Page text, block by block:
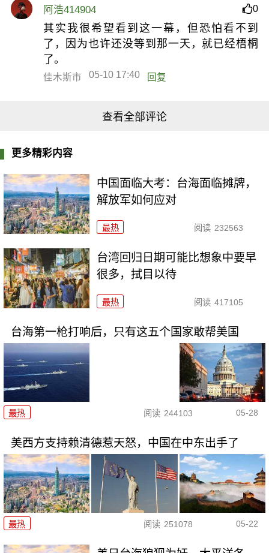
阿浩414904 0
其实我很希望看到这一幕，但恐怕看不到
了，因为也许还没等到那一天，就已经梧桐
了。
佳木斯市 05-10 17:40 回复
查看全部评论
更多精彩内容
中国面临大考：台海面临摊牌，
解放军如何应对
最热 阅读 232563
台湾回归日期可能比想象中要早
很多，拭目以待
最热 阅读 417105
台海第一枪打响后，只有这五个国家敢帮美国
最热 阅读 244103 05-28
美西方支持赖清德惹天怒，中国在中东出手了
最热 阅读 251078 05-22